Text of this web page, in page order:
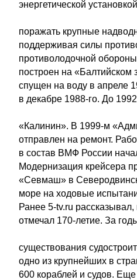
энергетической
поражать крупные
поддерживая силы
противолодочной
построен на «Балтийском
спущен на воду в апреле
в декабре 1988-го. До
«Калинин». В 1999-м
отправлен на ремонт.
в состав ВМФ России
Модернизация крейсера
«Севмаш» в
море на ходовые
Ранее 5-tv.ru
отмечал 170-летие. За
существования
одно из крупнейших в
600 кораблей и судов.